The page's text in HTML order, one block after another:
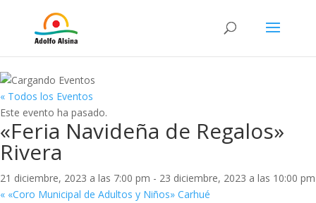
« Todos los Eventos
Este evento ha pasado.
«Feria Navideña de Regalos»
Rivera
21 diciembre, 2023 a las 7:00 pm - 23 diciembre, 2023 a las 10:00 pm
« «Coro Municipal de Adultos y Niños» Carhué